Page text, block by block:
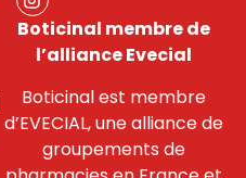
Boticinal membre de
l’alliance Evecial
Boticinal est membre
d’EVECIAL, une alliance de
groupements de